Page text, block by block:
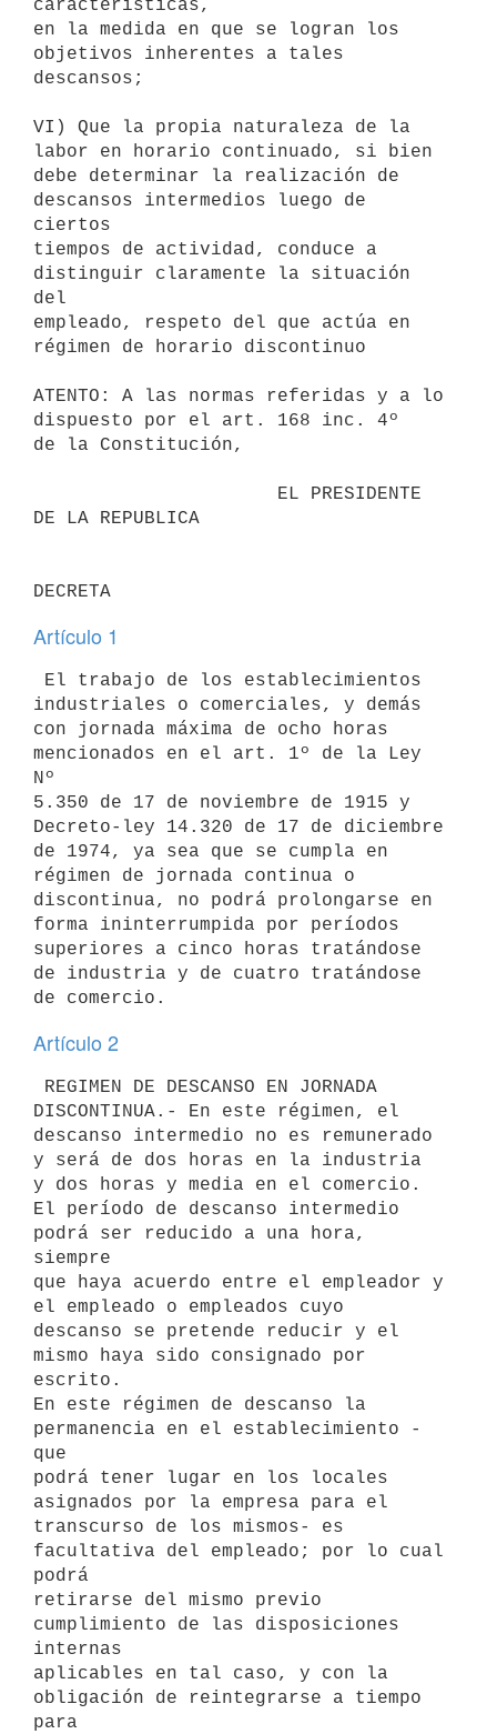
características,
en la medida en que se logran los
objetivos inherentes a tales
descansos;
VI) Que la propia naturaleza de la
labor en horario continuado, si bien
debe determinar la realización de
descansos intermedios luego de
ciertos
tiempos de actividad, conduce a
distinguir claramente la situación
del
empleado, respeto del que actúa en
régimen de horario discontinuo
ATENTO: A las normas referidas y a lo
dispuesto por el art. 168 inc. 4º
de la Constitución,
DE LA REPUBLICA
Artículo 1
industriales o comerciales, y demás
con jornada máxima de ocho horas
mencionados en el art. 1º de la Ley
Nº
5.350 de 17 de noviembre de 1915 y
Decreto-ley 14.320 de 17 de diciembre
de 1974, ya sea que se cumpla en
régimen de jornada continua o
discontinua, no podrá prolongarse en
forma ininterrumpida por períodos
superiores a cinco horas tratándose
de industria y de cuatro tratándose
Artículo 2
DISCONTINUA.- En este régimen, el
descanso intermedio no es remunerado
y será de dos horas en la industria
y dos horas y media en el comercio.
El período de descanso intermedio
podrá ser reducido a una hora,
siempre
que haya acuerdo entre el empleador y
el empleado o empleados cuyo
descanso se pretende reducir y el
mismo haya sido consignado por
escrito.
En este régimen de descanso la
permanencia en el establecimiento -
que
podrá tener lugar en los locales
asignados por la empresa para el
transcurso de los mismos- es
facultativa del empleado; por lo cual
podrá
retirarse del mismo previo
cumplimiento de las disposiciones
internas
aplicables en tal caso, y con la
obligación de reintegrarse a tiempo
para